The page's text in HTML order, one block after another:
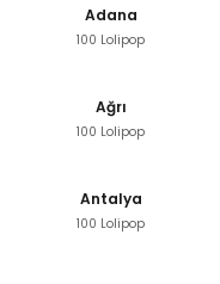
Adana
100 Lolipop
Ağrı
100 Lolipop
Antalya
100 Lolipop